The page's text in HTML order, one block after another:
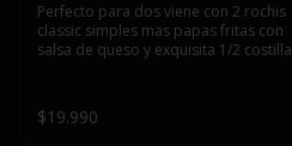
Perfecto para dos viene con 2 rochis
classic simples mas papas fritas con
salsa de queso y exquisita 1/2 costilla
$19.990